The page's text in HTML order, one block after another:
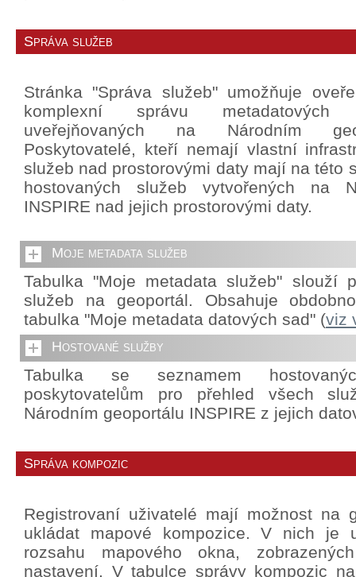
Správa služeb
Stránka "Správa služeb" umožňuje
komplexní správu metadatových
uveřejňovaných na Národním
Poskytovatelé, kteří nemají vlastní
služeb nad prostorovými daty mají na této
hostovaných služeb vytvořených na
INSPIRE nad jejich prostorovými daty.
Moje metadata služeb
Tabulka "Moje metadata služeb" slouží
služeb na geoportál. Obsahuje
tabulka "Moje metadata datových sad" (viz
Hostované služby
Tabulka se seznamem
poskytovatelům pro přehled všech
Národním geoportálu INSPIRE z jejich
Správa kompozic
Registrovaní uživatelé mají možnost na
ukládat mapové kompozice. V nich je
rozsahu mapového okna,
nastavení. V tabulce správy kompozic